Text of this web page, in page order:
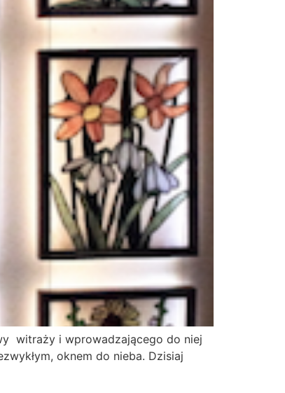
witraży i wprowadzającego do niej
oknem do nieba. Dzisiaj